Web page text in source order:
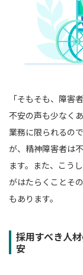
「そもそも、障害
不安の声も少なく
業務に限られるの
が、精神障害者は
ます。また、こう
がはたらくことそ
もあります。
採用すべき人
安